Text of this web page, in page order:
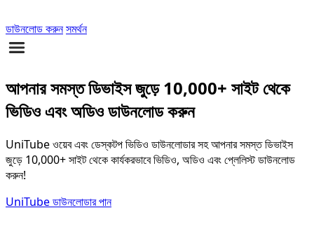
ডাউনলোড করুনসমর্থন
আপনার সমস্ত ডিভাইস জুড়ে 10,000+ সাইট থেকে
ভিডিও এবং অডিও ডাউনলোড করুন
UniTube ওয়েব এবং ডেস্কটপ ভিডিও ডাউনলোডার সহ আপনার সমস্ত ডিভাইস
জুড়ে 10,000+ সাইট থেকে কার্যকরভাবে ভিডিও, অডিও এবং প্লেলিস্ট ডাউনলোড
করুন!
UniTube ডাউনলোডার পান